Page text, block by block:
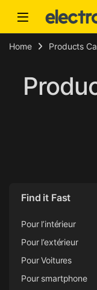
Home Products
Find it Fast
Pour l’intérieur
Pour l’extérieur
Pour Voitures
Pour smartphone